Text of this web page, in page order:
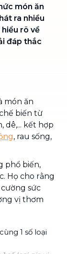
món ăn
ra nhiều
rõ về
đáp thắc
món ăn
biến từ
dê,... kết hợp
, rau sống,
phổ biến,
Họ cho rằng
sức
vị thơm